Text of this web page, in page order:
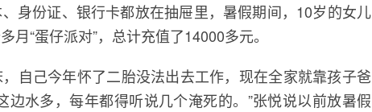
身份证、银行卡都放在抽屉里，暑假期间，10岁的女儿
月“蛋仔派对”，总计充值了14000多元。
自己今年怀了二胎没法出去工作，现在全家就靠孩子爸
边水多，每年都得听说几个淹死的。”张悦说以前放暑假